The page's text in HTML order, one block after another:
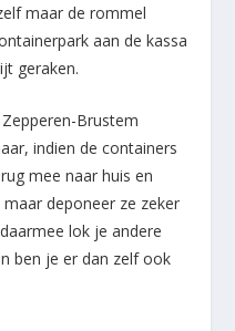
maar de rommel
aan de kassa
geraken.
Brustem
indien de containers
mee naar huis en
deponeer ze zeker
lok je andere
ben je er dan zelf ook